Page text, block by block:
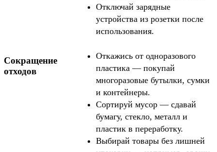
Отключай зарядные
устройства из розетки после
использования.
Сокращение
отходов
Откажись от одноразового
пластика — покупай
многоразовые бутылки, сумки
и контейнеры.
Сортируй мусор — сдавай
бумагу, стекло, металл и
пластик в переработку.
Выбирай товары без лишней